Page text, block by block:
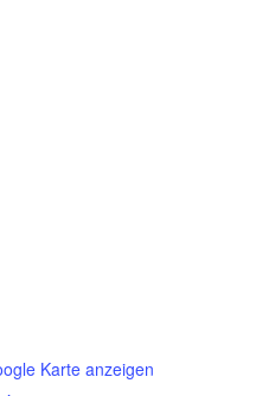
Karte anzeigen